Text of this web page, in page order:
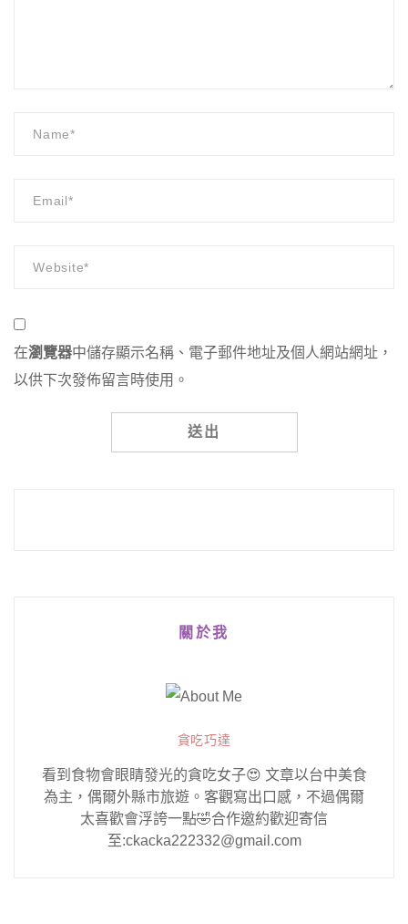
在瀏覽器中儲存顯示名稱、電子郵件地址及個人網站網址，
以供下次發佈留言時使用。
關於我
貪吃巧達
看到食物會眼睛發光的貪吃女子😍 文章以台中美食
為主，偶爾外縣市旅遊。客觀寫出口感，不過偶爾
太喜歡會浮誇一點🤣合作邀約歡迎寄信
至:ckacka222332@gmail.com